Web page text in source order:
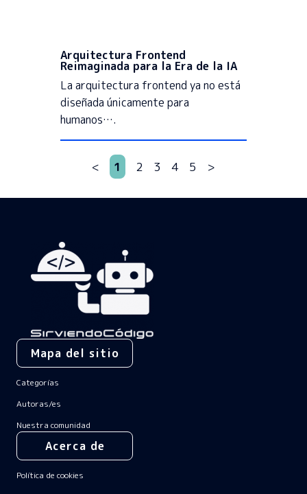
Arquitectura Frontend
Reimaginada para la Era de la IA
La arquitectura frontend ya no está
diseñada únicamente para
humanos….
< 1 2 3 4 5 >
Mapa del sitio
Categorías
Autoras/es
Nuestra comunidad
Acerca de
Política de cookies